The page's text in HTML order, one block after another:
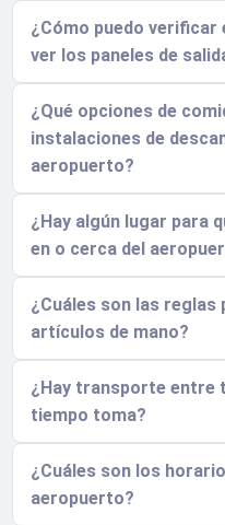
¿Cómo puedo verificar
ver los paneles de
¿Qué opciones de
instalaciones de
aeropuerto?
¿Hay algún lugar para
en o cerca del
¿Cuáles son las reglas
artículos de mano?
¿Hay transporte entre
tiempo toma?
¿Cuáles son los
aeropuerto?